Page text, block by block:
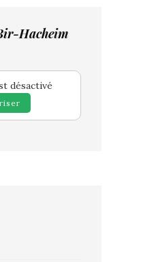
Hacheim
désactivé